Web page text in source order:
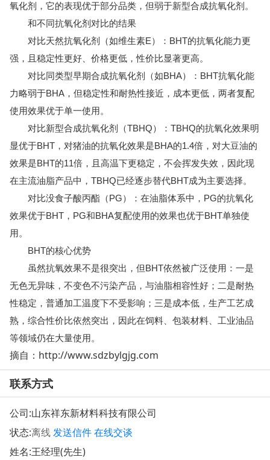
氧化剂，它的表现优于部分品类，但弱于新型合成抗氧化剂。
和不同抗氧化剂对比的结果
对比天然抗氧化剂（如维生素E）：BHT的抗氧化能力更
强，且稳定性更好、价格更低，性价比显著更高。
对比同类型早期合成抗氧化剂（如BHA）：BHT抗氧化能
力略弱于BHA，但稳定性和耐热性接近，成本更低，两者复配
使用效果优于单一使用。
对比新型合成抗氧化剂（TBHQ）：TBHQ的抗氧化效果明
显优于BHT，对猪油的抗氧化效果是BHA的1.4倍，对大豆油的
效果是BHT的11倍，且高温下更稳定，不会挥发失效，因此现
在主流油脂产品中，TBHQ已经逐步替代BHT成为主要选择。
对比没食子酸丙酯（PG）：在油脂体系中，PG的抗氧化
效果优于BHT，PG和BHA复配使用的效果也优于BHT单独使
用。
BHT的核心优势
虽然抗氧效果不是很突出，但BHT依然被广泛使用：一是
无色无异味，不变色不污染产品，与油脂相容性好；二是耐热
性稳定，普通加工温度下不受影响；三是成本低，生产工艺成
熟，综合性价比依然突出，因此在饲料、包装材料、工业油品
等领域仍在大量使用。
摘自：http://www.sdzbylgjg.com
联系方式
公司:山东祥东新材料科技有限公司
状态:离线发送信件在线交谈
姓名:王经理(先生)